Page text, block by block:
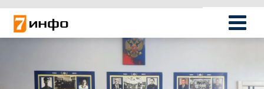
Новости России
Политика
Новости мира
Все материалы 7инфо
О НАС